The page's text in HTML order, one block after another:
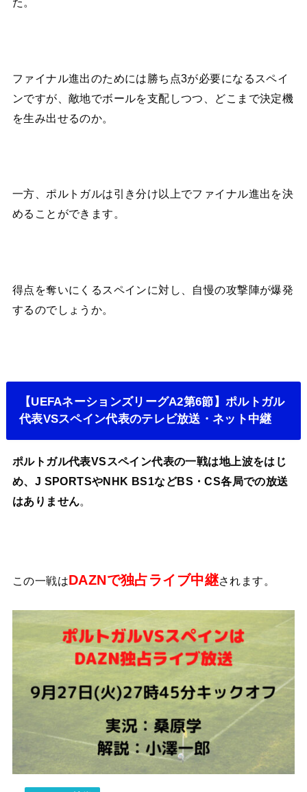
ファイナル進出のためには勝ち点3が必要になるスペイ
ンですが、敵地でボールを支配しつつ、どこまで決定機
を生み出せるのか。
一方、ポルトガルは引き分け以上でファイナル進出を決
めることができます。
得点を奪いにくるスペインに対し、自慢の攻撃陣が爆発
するのでしょうか。
【UEFAネーションズリーグA2第6節】ポルトガル
代表VSスペイン代表のテレビ放送・ネット中継
ポルトガル代表VSスペイン代表の一戦は地上波をはじ
め、J SPORTSやNHK BS1などBS・CS各局での放送
はありません。
この一戦はDAZNで独占ライブ中継されます。